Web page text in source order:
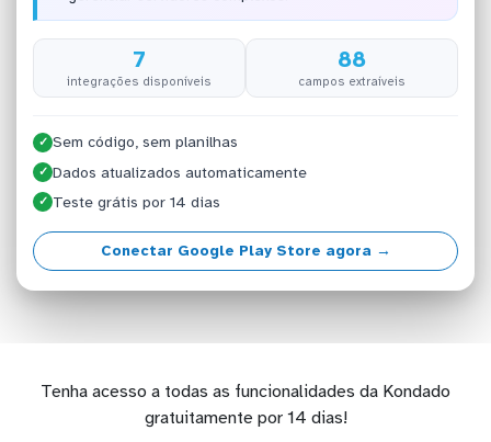
7
integrações disponíveis
88
campos extraíveis
✓ Sem código, sem planilhas
✓ Dados atualizados automaticamente
✓ Teste grátis por 14 dias
Conectar Google Play Store agora →
Tenha acesso a todas as funcionalidades da Kondado
gratuitamente por 14 dias!